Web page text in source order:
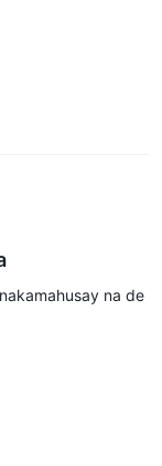
na de